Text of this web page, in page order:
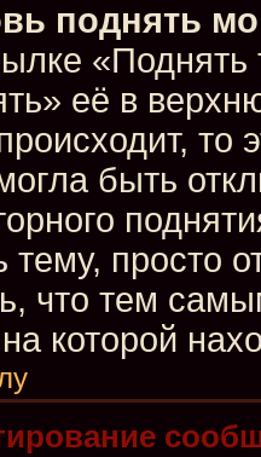
поднять
её в
то
быть
просто
что тем
которой